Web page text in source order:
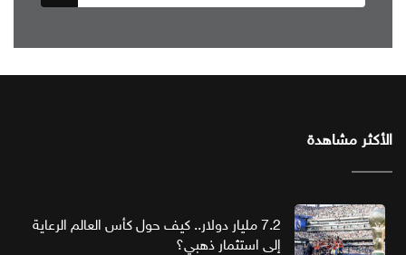
الأكثر مشاهدة
7.2 مليار دولار.. كيف حول كأس العالم الرعاية
إلى استثمار ذهبي؟